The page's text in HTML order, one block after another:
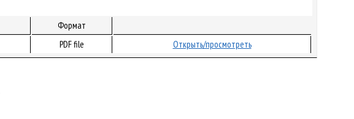
Формат
PDF file Открыть/просмотреть